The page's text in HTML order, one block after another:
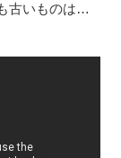
古いものは…